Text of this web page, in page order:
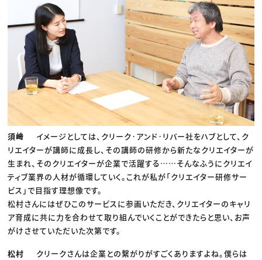
須﨑
イメージとしては、クリーク·アンド·リバー社をハブとして、ク
リエイターが講師に成長し、その講師の研修から新たなクリエイターが
生まれ、そのクリエイターが企業で活躍する……そんなふうにクリエイ
ティブ業界の人材が循環していく。これが私が「クリエイター研修サー
ビス」で目指す理想像です。
松村さんにはぜひこのサービスに参画いただき、クリエイターのキャリ
ア育成に共に力を合わせて取り組んでいくことができたらと思い、お声
がけさせていただいた次第です。
松村
クリークさんは企業との繋がりがすごくありますよね。僕らは